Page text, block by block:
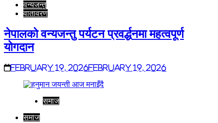
वन्यजन्तु
वातावरण
नेपालको वन्यजन्तु पर्यटन प्रवर्द्धनमा महत्वपूर्ण
योगदान
February 19, 2026February 19, 2026
समाज
समाज